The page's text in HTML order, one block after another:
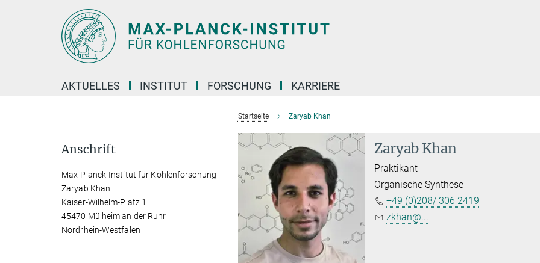
AKTUELLES INSTITUT FORSCHUNG KARRIERE
Startseite Zaryab Khan
Zaryab Khan
Praktikant
Organische Synthese
+49 (0)208/ 306 2419
zkhan@...
Anschrift
Max-Planck-Institut für Kohlenforschung
Zaryab Khan
Kaiser-Wilhelm-Platz 1
45470 Mülheim an der Ruhr
Nordrhein-Westfalen